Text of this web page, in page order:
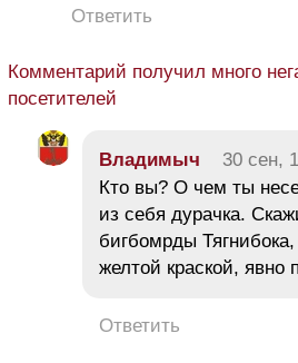
Ответить
Комментарий получил много
посетителей
Владимыч 30 сен,
Кто вы? О чем ты
из себя дурачка.
бигбомрды
желтой краской, явно
Ответить